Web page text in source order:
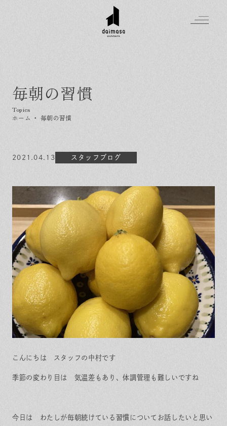
毎朝の習慣
ホーム ・ 毎朝の習慣
2021.04.13 スタッフブログ
こんにちは スタッフの中村です
季節の変わり目は 気温差もあり、体調管理も難しいですね
今日は わたしが毎朝続けている習慣についてお話したいと思い
Greeting
はじめましての方へ
Made in DAIMASA
オーダーメイドの住まい
住まいの特性
家づくりの流れ
保証とサポート
ヒノキプロジェクト
施工実績
イベントを探す
気軽に相談会
よくある質問
お客様の声
木材辞典
Topics
イベント
会社概要
スタッフ紹介
採用情報
Contact
資料請求
お問い合わせ
In
st
ra
m
Fa
ce
ok
LI
N
Event Contact